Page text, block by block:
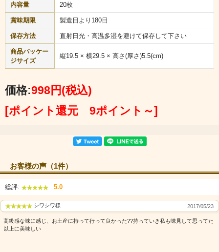
内容量 20枚
賞味期限 製造日より180日
保存方法 直射日光・高温多湿を避けて保存して下さい
商品パッケー
ジサイズ
縦19.5 × 横29.5 × 高さ(厚さ)5.5(cm)
価格:998円(税込)
[ポイント還元 9ポイント～]
お客様の声（1件）
総評: 5.0
シワシワ様 2017/05/23
高級感な味に感じ、お土産に持って行って良かった??持っていき私も味見して思ってた
以上に美味しい